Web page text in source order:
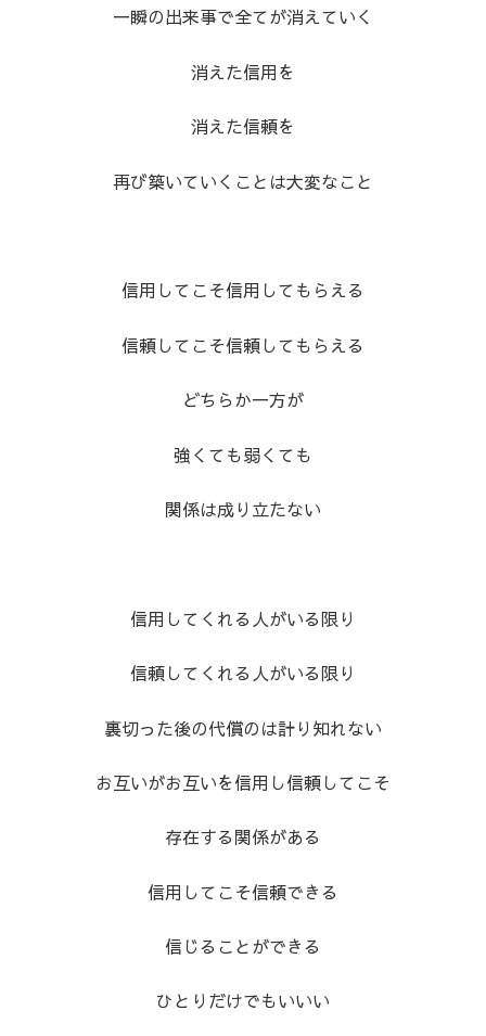
一瞬の出来事で全てが消えていく
消えた信用を
消えた信頼を
再び築いていくことは大変なこと
信用してこそ信用してもらえる
信頼してこそ信頼してもらえる
どちらか一方が
強くても弱くても
関係は成り立たない
信用してくれる人がいる限り
信頼してくれる人がいる限り
裏切った後の代償のは計り知れない
お互いがお互いを信用し信頼してこそ
存在する関係がある
信用してこそ信頼できる
信じることができる
ひとりだけでもいいい